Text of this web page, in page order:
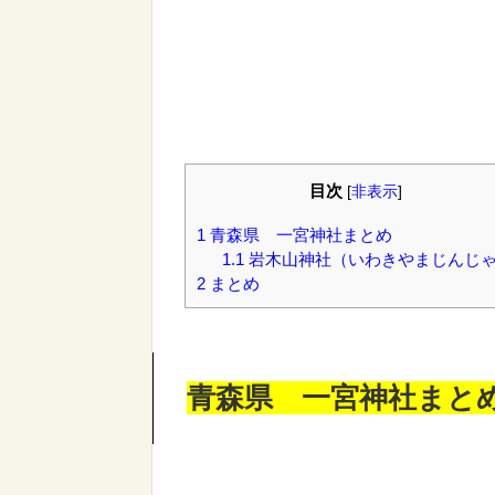
目次 [非表示]
1 青森県 一宮神社まとめ
1.1 岩木山神社（いわきやまじんじ
2 まとめ
青森県 一宮神社まと